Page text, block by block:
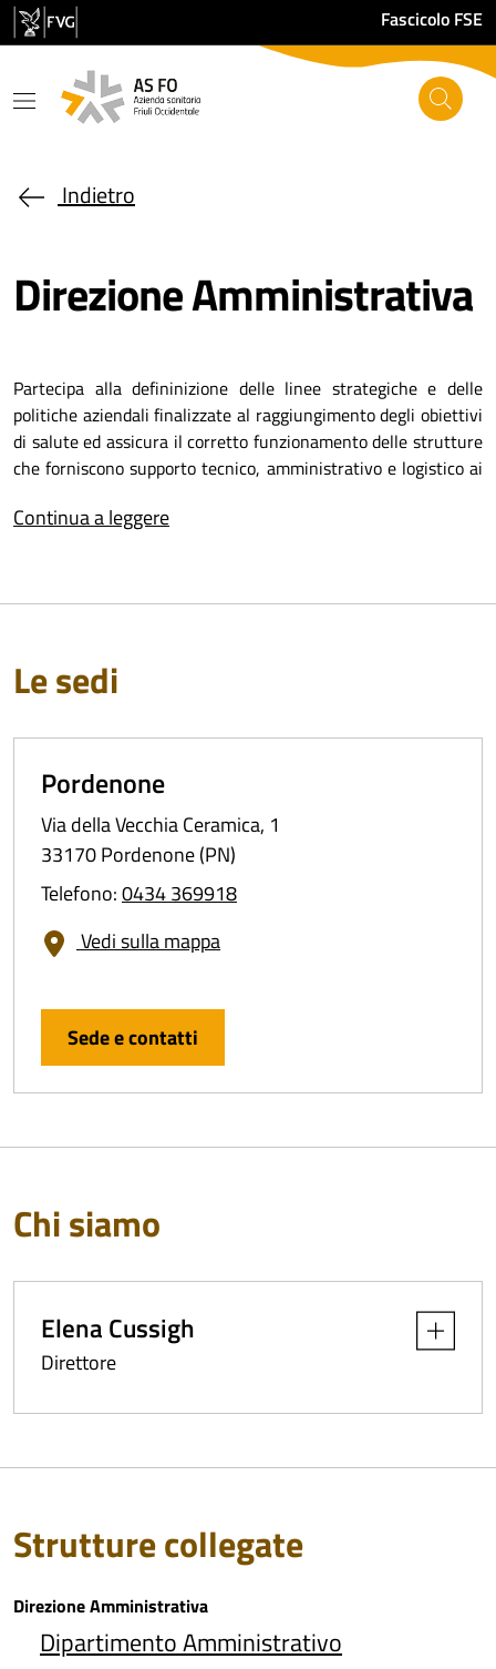
Salta al contenuto principale Fascicolo FSE
Indietro
Direzione Amministrativa
Partecipa alla defininizione delle linee strategiche e delle
politiche aziendali finalizzate al raggiungimento degli obiettivi
di salute ed assicura il corretto funzionamento delle strutture
che forniscono supporto tecnico, amministrativo e logistico ai
Continua a leggere
Le sedi
Pordenone
Via della Vecchia Ceramica, 1
33170 Pordenone (PN)
Telefono:0434 369918
Vedi sulla mappa
Sede e contatti
Chi siamo
Elena Cussigh
Direttore
Apri
Strutture collegate
Direzione Amministrativa
Dipartimento Amministrativo